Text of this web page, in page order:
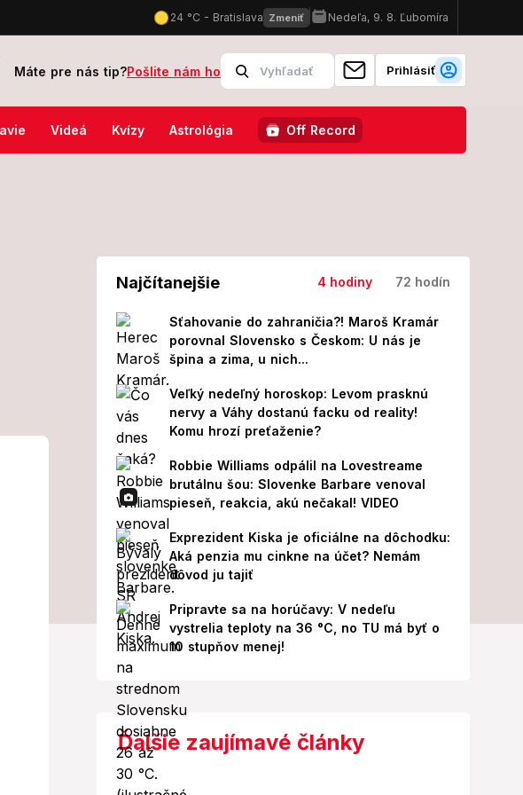
taxikára: Odrovná vás, do čoho narazil priamo pri vstupe na Lovestream!
Máte pre nás tip?Pošlite nám ho Prihlásiť
Videá Kvízy Astrológia Off Record
Najčítanejšie 4 hodiny 72 hodín
Sťahovanie do zahraničia?! Maroš Kramár
porovnal Slovensko s Českom: U nás je
špina a zima, u nich...
Veľký nedeľný horoskop: Levom prasknú
nervy a Váhy dostanú facku od reality!
Komu hrozí preťaženie?
Robbie Williams odpálil na Lovestreame
brutálnu šou: Slovenke Barbare venoval
pieseň, reakcia, akú nečakal! VIDEO
Exprezident Kiska je oficiálne na dôchodku:
Aká penzia mu cinkne na účet? Nemám
dôvod ju tajiť
Pripravte sa na horúčavy: V nedeľu
vystrelia teploty na 36 °C, no TU má byť o
10 stupňov menej!
Ďalšie zaujímavé články